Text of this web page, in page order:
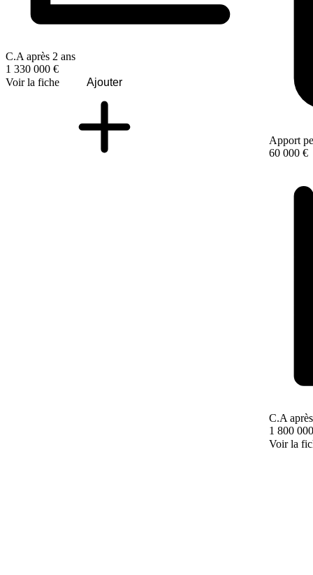
C.A après 2 ans
1 330 000 €
Voir la fiche
Ajouter
Apport
60 000 €
C.A
1 800
Voir la